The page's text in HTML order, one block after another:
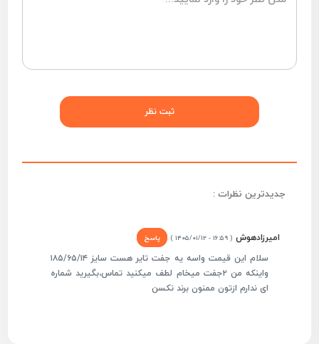
جدیدترین نظرات :
امیرزادهوش ( ۱۶:۵۹ - ۱۴۰۵/۰۱/۱۲ ) پاسخ
سلام این قیمت واسه یه جفت تایر هست سایز ۱۸۵/۶۵/۱۴
واینکه من ۲جفت میخام لطف میکنید تماس،بگیرید شماره
ای ندارم ازتون ممنون برند نکسن